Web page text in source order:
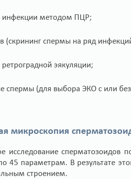
инфекции методом ПЦР;
(скрининг спермы на ряд
эякуляции;
спермы (для выбора ЭКО с или
микроскопия
исследование сперматозоидов
45 параметрам. В результате
строением.